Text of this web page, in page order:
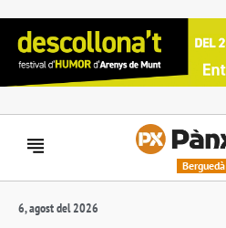
Berguedà
6, agost del 2026